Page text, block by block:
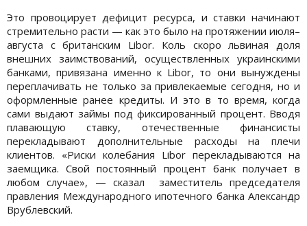
Это провоцирует дефицит ресурса, и ставки начинают
стремительно расти — как это было на протяжении июля–
августа с британским Libor. Коль скоро львиная доля
внешних заимствований, осуществленных украинскими
банками, привязана именно к Libor, то они вынуждены
переплачивать не только за привлекаемые сегодня, но и
оформленные ранее кредиты. И это в то время, когда
сами выдают займы под фиксированный процент. Вводя
плавающую ставку, отечественные финансисты
перекладывают дополнительные расходы на плечи
клиентов. «Риски колебания Libor перекладываются на
заемщика. Свой постоянный процент банк получает в
любом случае», — сказал заместитель председателя
правления Международного ипотечного банка Александр
Врублевский.